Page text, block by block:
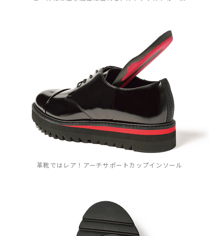
革靴ではレア！アーチサポートカップインソール